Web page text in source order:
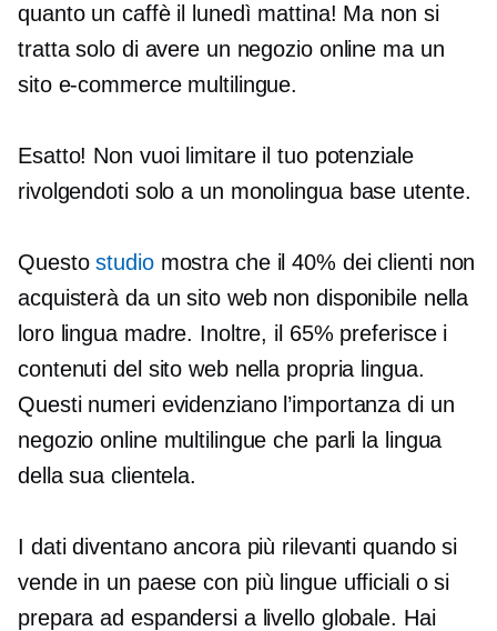
quanto un caffè il lunedì mattina! Ma non si
tratta solo di avere un negozio online ma un
sito e-commerce multilingue.
Esatto! Non vuoi limitare il tuo potenziale
rivolgendoti solo a un monolinguabase utente.
Questostudiomostra che il 40% dei clienti non
acquisterà da un sito web non disponibile nella
loro lingua madre. Inoltre, il 65% preferisce i
contenuti del sito web nella propria lingua.
Questi numeri evidenziano l’importanza di un
negozio online multilingue che parli la lingua
della sua clientela.
I dati diventano ancora più rilevanti quando si
vende in un paese con più lingue ufficiali o si
prepara ad espandersi a livello globale. Hai